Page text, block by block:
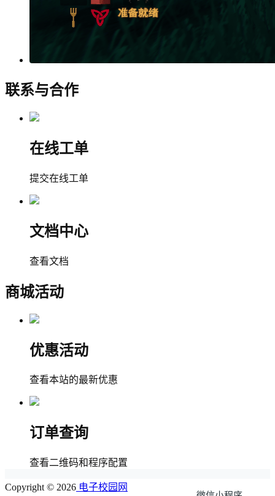
联系与合作
在线工单
提交在线工单
文档中心
查看文档
商城活动
优惠活动
查看本站的最新优惠
订单查询
查看二维码和程序配置
Copyright © 2026 电子校园网